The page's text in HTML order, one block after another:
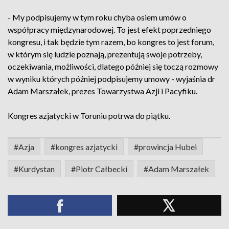
- My podpisujemy w tym roku chyba osiem umów o
współpracy międzynarodowej. To jest efekt poprzedniego
kongresu, i tak będzie tym razem, bo kongres to jest forum,
w którym się ludzie poznają, prezentują swoje potrzeby,
oczekiwania, możliwości, dlatego później się toczą rozmowy
w wyniku których później podpisujemy umowy - wyjaśnia dr
Adam Marszałek, prezes Towarzystwa Azji i Pacyfiku.
Kongres azjatycki w Toruniu potrwa do piątku.
#Azja #kongres azjatycki #prowincja Hubei
#Kurdystan #Piotr Całbecki #Adam Marszałek